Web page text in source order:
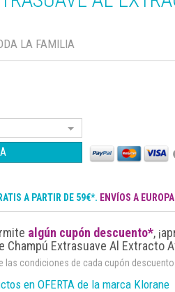
LA FAMILIA
A PARTIR DE 59€*. ENVÍOS A
algún cupón descuento*,
Champú Extrasuave Al Extracto
las condiciones de cada cupón descuento.
en OFERTA de la marca Klorane